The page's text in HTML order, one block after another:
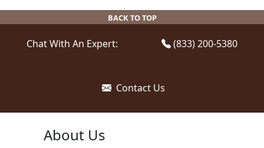
BACK TO TOP
Chat With An Expert: (833) 200-5380
Contact Us
About Us